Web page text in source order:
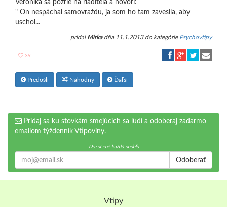
Veronika sa pozrie na riaditeľa a hovorí:
" On nespáchal samovraždu, ja som ho tam zavesila, aby
uschol...
pridal Mirkadňa 11.1.2013 do kategórie Psychovtipy
39
Predošlí Náhodný Ďaľší
Pridaj sa ku stovkám smejúcich sa ľudí a odoberaj zadarmo
emailom týždenník Vtipoviny.
Doručené každú nedeľu
Odoberať
Vtipy